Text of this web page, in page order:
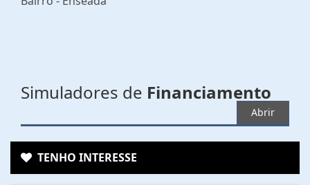
Simuladores de Financiamento
Abrir
TENHO INTERESSE